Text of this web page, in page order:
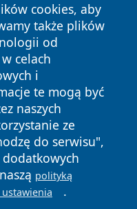
cookies, aby
także plików
od
celach
i
te mogą być
naszych
ze
do serwisu",
dodatkowych
polityką
.
Wszystkie prawa
Polityka
Cookies